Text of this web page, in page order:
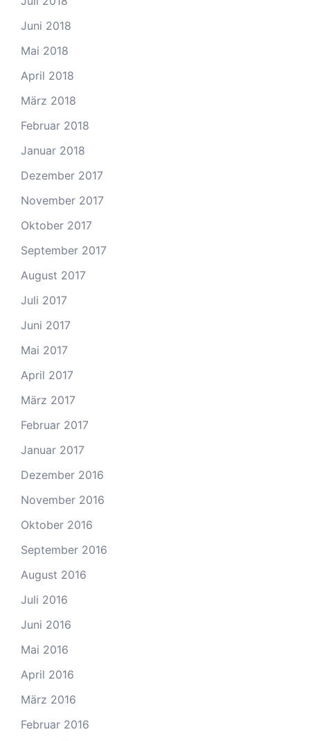
Juni 2018
Mai 2018
April 2018
März 2018
Februar 2018
Januar 2018
Dezember 2017
November 2017
Oktober 2017
September 2017
August 2017
Juli 2017
Juni 2017
Mai 2017
April 2017
März 2017
Februar 2017
Januar 2017
Dezember 2016
November 2016
Oktober 2016
September 2016
August 2016
Juli 2016
Juni 2016
Mai 2016
April 2016
März 2016
Februar 2016